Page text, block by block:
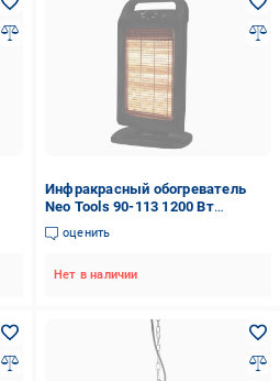
Инфракрасный обогреватель
Neo Tools 90-113 1200 Вт
Черный (29424577)
оценить
Нет в наличии